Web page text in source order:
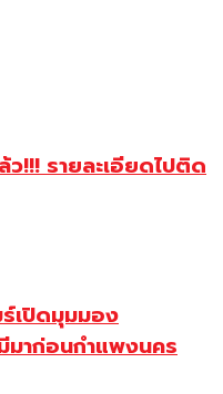
ว!!! รายละเอียดไปติด
เปิดมุมมอง
มาก่อนกำแพงนคร